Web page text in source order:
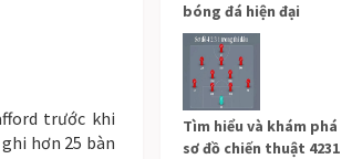
trước khi
hơn 25 bàn
bóng đá hiện đại
Tìm hiểu và khám phá
sơ đồ chiến thuật 4231